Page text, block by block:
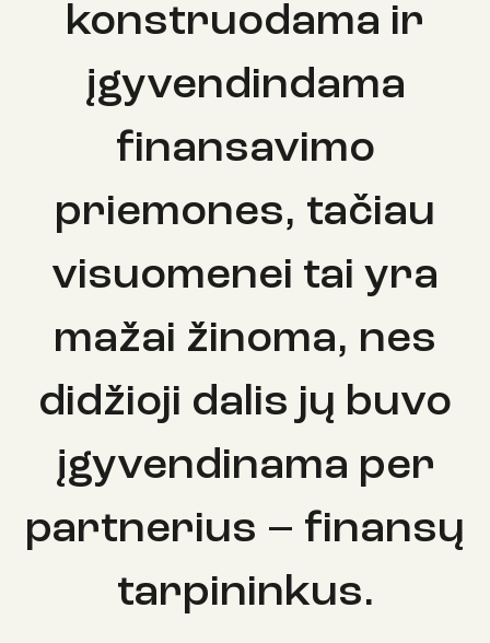
konstruodama ir
įgyvendindama
finansavimo
priemones, tačiau
visuomenei tai yra
mažai žinoma, nes
didžioji dalis jų buvo
įgyvendinama per
partnerius – finansų
tarpininkus.